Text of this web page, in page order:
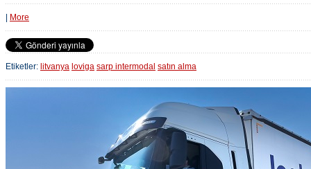
More
Etiketler: litvanya loviga sarp intermodal satın alma